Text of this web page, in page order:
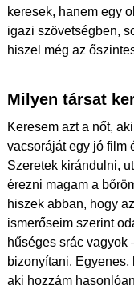
keresek, hanem egy
igazi szövetségben,
hiszel még az
Milyen társat
Keresem azt a nőt,
vacsoráját egy jó film
Szeretek kirándulni,
érezni magam a
hiszek abban, hogy
ismerőseim szerint
hűséges srác vagyok
bizonyítani.
aki hozzám